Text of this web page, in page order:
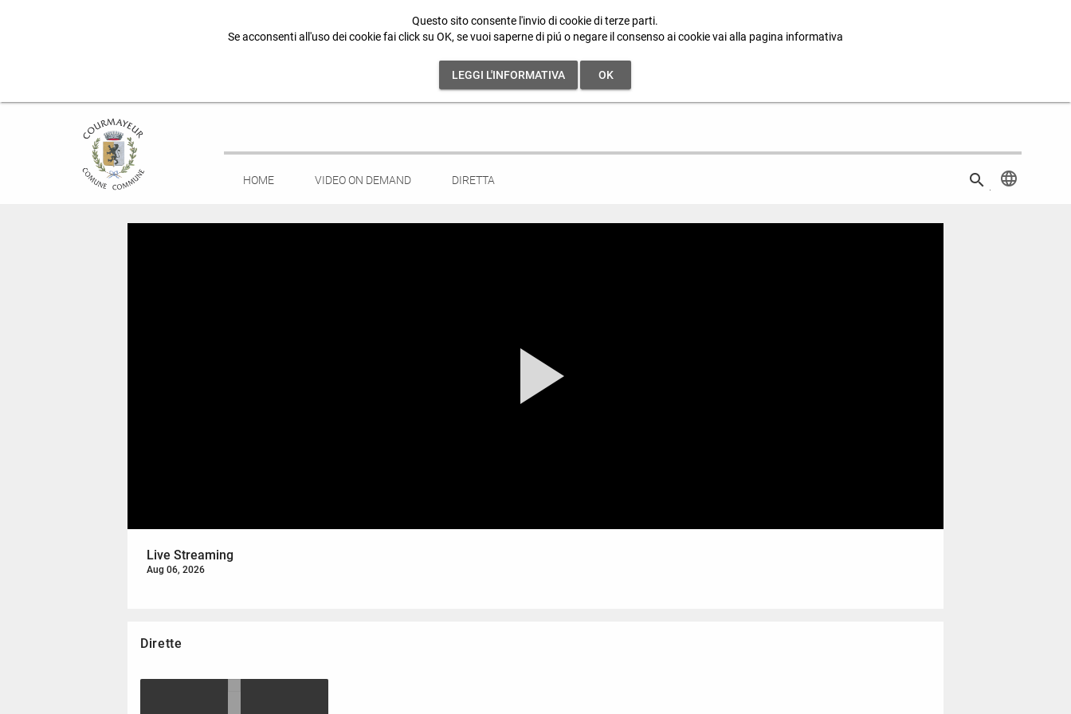
Questo sito consente l'invio di cookie di terze parti.
Se acconsenti all'uso dei cookie fai click su OK, se vuoi saperne di piú o negare il consenso ai cookie vai alla pagina informativa
LEGGI L'INFORMATIVA OK
HOME VIDEO ON DEMAND DIRETTA language
search
Live Streaming
Aug 06, 2026
Dirette